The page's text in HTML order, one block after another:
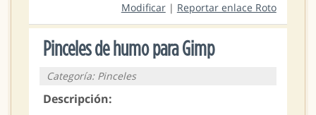
Modificar| Reportar enlace Roto
Pinceles de humo para Gimp
Categoría: Pinceles
Descripción: